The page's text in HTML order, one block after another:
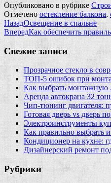
Опубликовано в рубрике
Отмечено остекление балкона,
НазадОсвещение в спальне
ВпередКак обеспечить
Свежие записи
Прозрачное стекло в
ТОП-5 ошибок при
Как выбрать монтажную
Аренда автокрана 32
Чип‑тюнинг двигателя:
Готовая дверь vs дверь
Электроинструменты
Как правильно выбрать
Кондиционер на кухне:
Дизайнерский ремонт
Рубрики